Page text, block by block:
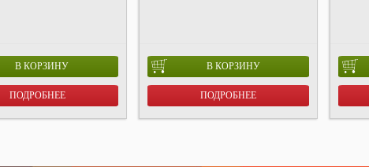
В КОРЗИНУ
ПОДРОБНЕЕ
В КОРЗИНУ
ПОДРОБНЕЕ